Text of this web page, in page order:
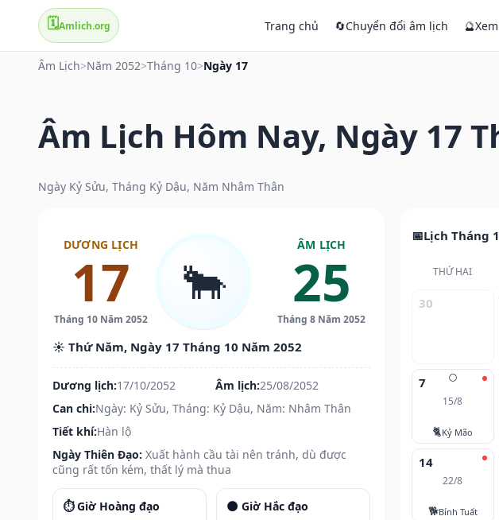
🗓️Amlich.org Trang chủ 🔄Chuyển đổi âm lịch 🔮
Âm Lịch>Năm 2052>Tháng 10>Ngày 17
Âm Lịch Hôm Nay, Ngày 17
Ngày Kỷ Sửu, Tháng Kỷ Dậu, Năm Nhâm Thân
DƯƠNG LỊCH
17
Tháng 10 Năm 2052
🐂
ÂM LỊCH
25
Tháng 8 Năm 2052
☀️ Thứ Năm, Ngày 17 Tháng 10 Năm 2052
Dương lịch:17/10/2052 Âm lịch:25/08/2052
Can chi:Ngày: Kỷ Sửu, Tháng: Kỷ Dậu, Năm: Nhâm Thân
Tiết khí:Hàn lộ
Ngày Thiên Đạo: Xuất hành cầu tài nên tránh, dù được
cũng rất tốn kém, thất lý mà thua
⏱️ Giờ Hoàng đạo 🌑 Giờ Hắc đạo
Lịch Tháng
THỨ HAI
30
🌕
7
15/8
🐈Kỷ Mão
14
22/8
🐕Bính Tuất